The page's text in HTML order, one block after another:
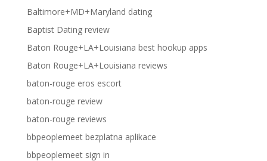
Baltimore+MD+Maryland dating
Baptist Dating review
Baton Rouge+LA+Louisiana best hookup apps
Baton Rouge+LA+Louisiana reviews
baton-rouge eros escort
baton-rouge review
baton-rouge reviews
bbpeoplemeet bezplatna aplikace
bbpeoplemeet sign in